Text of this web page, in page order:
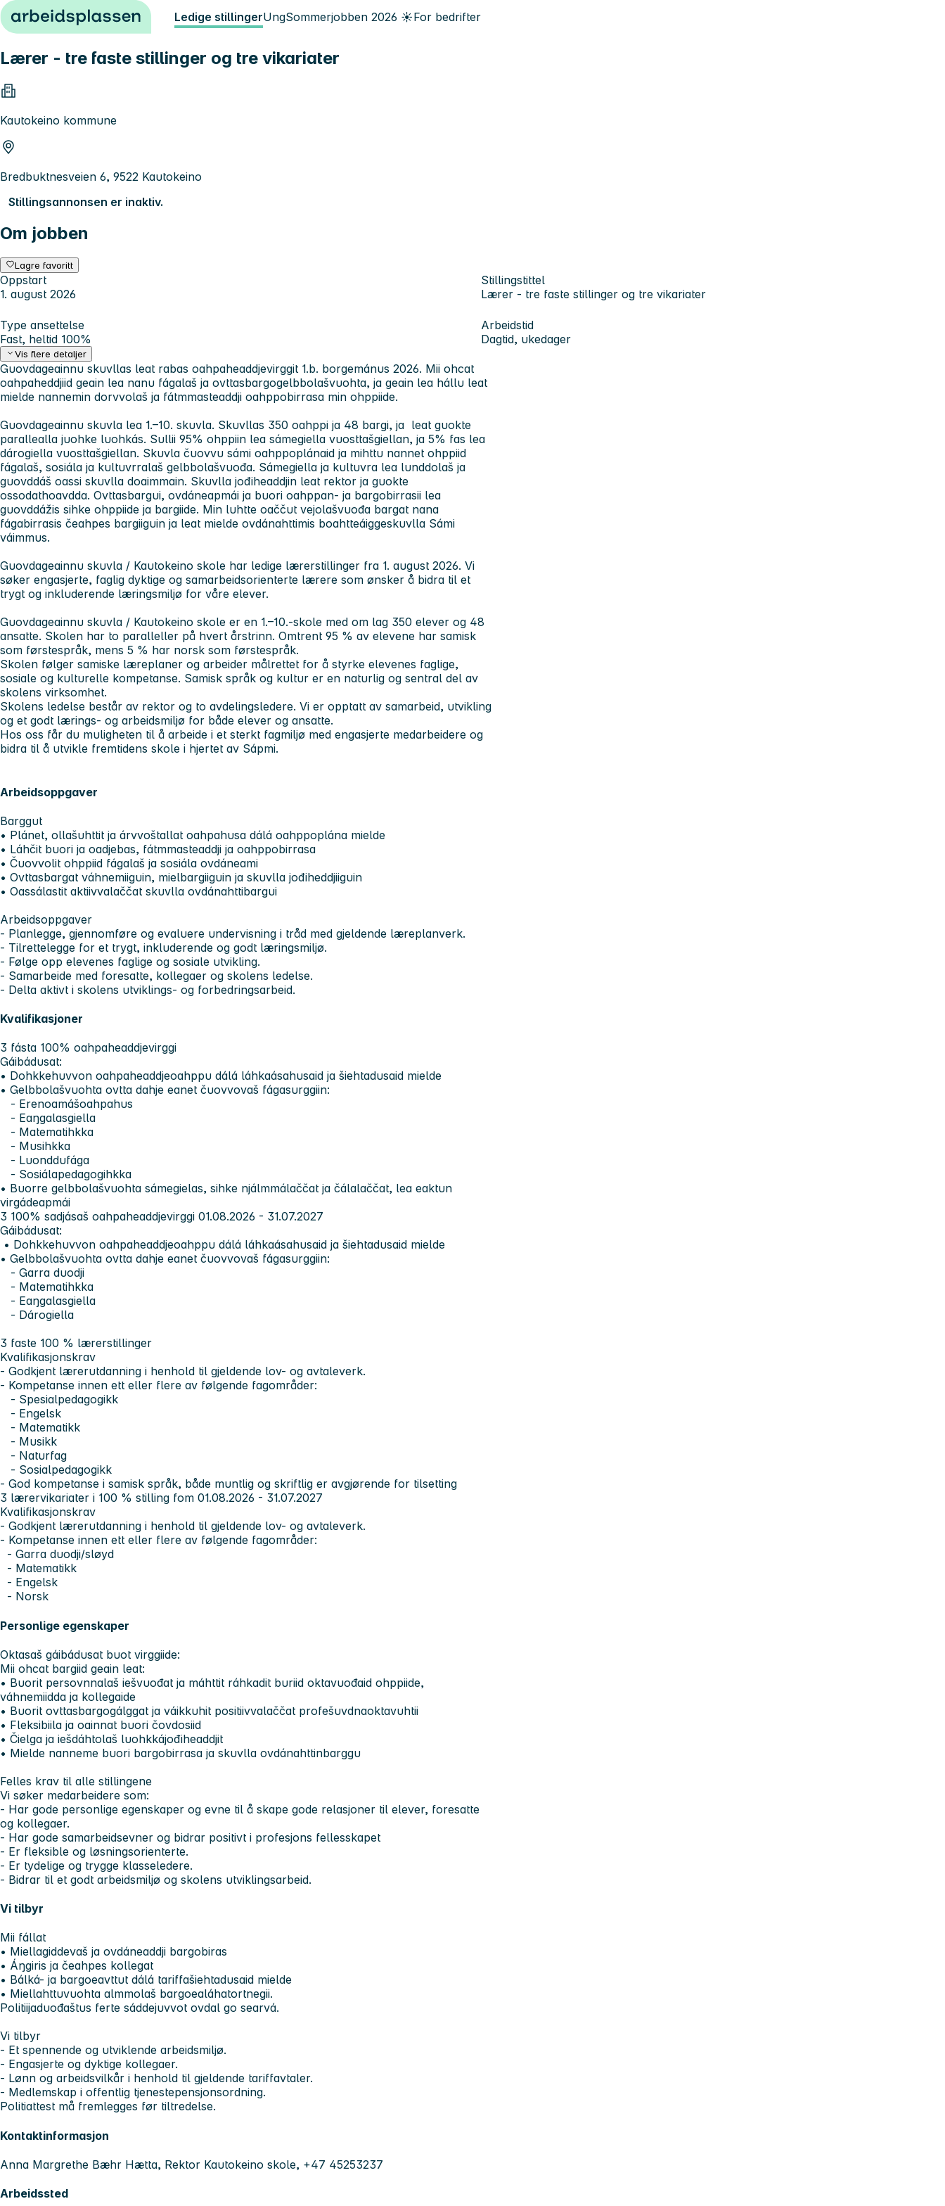
Hopp til innhold Ledige stillingerUngSommerjobben 2026 ☀️For bedrifter
Lærer - tre faste stillinger og tre vikariater
Kautokeino kommune
Bredbuktnesveien 6, 9522 Kautokeino
Stillingsannonsen er inaktiv.
Om jobben
Lagre favoritt
Oppstart
1. august 2026
Stillingstittel
Lærer - tre faste stillinger og tre vikariater
Type ansettelse
Fast, heltid 100%
Arbeidstid
Dagtid, ukedager
Vis flere detaljer
Guovdageainnu skuvllas leat rabas oahpaheaddjevirggit 1.b. borgemánus 2026. Mii ohcat
oahpaheddjiid geain lea nanu fágalaš ja ovttasbargogelbbolašvuohta, ja geain lea hállu leat
mielde nannemin dorvvolaš ja fátmmasteaddji oahppobirrasa min ohppiide.
Guovdageainnu skuvla lea 1.–10. skuvla. Skuvllas 350 oahppi ja 48 bargi, ja leat guokte
parallealla juohke luohkás. Sullii 95% ohppiin lea sámegiella vuosttašgiellan, ja 5% fas lea
dárogiella vuosttašgiellan. Skuvla čuovvu sámi oahppoplánaid ja mihttu nannet ohppiid
fágalaš, sosiála ja kultuvrralaš gelbbolašvuođa. Sámegiella ja kultuvra lea lunddolaš ja
guovddáš oassi skuvlla doaimmain. Skuvlla jođiheaddjin leat rektor ja guokte
ossodathoavdda. Ovttasbargui, ovdáneapmái ja buori oahppan- ja bargobirrasii lea
guovddážis sihke ohppiide ja bargiide. Min luhtte oaččut vejolašvuođa bargat nana
fágabirrasis čeahpes bargiiguin ja leat mielde ovdánahttimis boahtteáiggeskuvlla Sámi
váimmus.
Guovdageainnu skuvla / Kautokeino skole har ledige lærerstillinger fra 1. august 2026. Vi
søker engasjerte, faglig dyktige og samarbeidsorienterte lærere som ønsker å bidra til et
trygt og inkluderende læringsmiljø for våre elever.
Guovdageainnu skuvla / Kautokeino skole er en 1.–10.-skole med om lag 350 elever og 48
ansatte. Skolen har to paralleller på hvert årstrinn. Omtrent 95 % av elevene har samisk
som førstespråk, mens 5 % har norsk som førstespråk.
Skolen følger samiske læreplaner og arbeider målrettet for å styrke elevenes faglige,
sosiale og kulturelle kompetanse. Samisk språk og kultur er en naturlig og sentral del av
skolens virksomhet.
Skolens ledelse består av rektor og to avdelingsledere. Vi er opptatt av samarbeid, utvikling
og et godt lærings- og arbeidsmiljø for både elever og ansatte.
Hos oss får du muligheten til å arbeide i et sterkt fagmiljø med engasjerte medarbeidere og
bidra til å utvikle fremtidens skole i hjertet av Sápmi.
Arbeidsoppgaver
Barggut
• Plánet, ollašuhttit ja árvvoštallat oahpahusa dálá oahppoplána mielde
• Láhčit buori ja oadjebas, fátmmasteaddji ja oahppobirrasa
• Čuovvolit ohppiid fágalaš ja sosiála ovdáneami
• Ovttasbargat váhnemiiguin, mielbargiiguin ja skuvlla jođiheddjiiguin
• Oassálastit aktiivvalaččat skuvlla ovdánahttibargui
Arbeidsoppgaver
- Planlegge, gjennomføre og evaluere undervisning i tråd med gjeldende læreplanverk.
- Tilrettelegge for et trygt, inkluderende og godt læringsmiljø.
- Følge opp elevenes faglige og sosiale utvikling.
- Samarbeide med foresatte, kollegaer og skolens ledelse.
- Delta aktivt i skolens utviklings- og forbedringsarbeid.
Kvalifikasjoner
3 fásta 100% oahpaheaddjevirggi
Gáibádusat:
• Dohkkehuvvon oahpaheaddjeoahppu dálá láhkaásahusaid ja šiehtadusaid mielde
• Gelbbolašvuohta ovtta dahje eanet čuovvovaš fágasurggiin:
- Erenoamášoahpahus
- Eaŋgalasgiella
- Matematihkka
- Musihkka
- Luonddufága
- Sosiálapedagogihkka
• Buorre gelbbolašvuohta sámegielas, sihke njálmmálaččat ja čálalaččat, lea eaktun
virgádeapmái
3 100% sadjásaš oahpaheaddjevirggi 01.08.2026 - 31.07.2027
Gáibádusat:
• Dohkkehuvvon oahpaheaddjeoahppu dálá láhkaásahusaid ja šiehtadusaid mielde
• Gelbbolašvuohta ovtta dahje eanet čuovvovaš fágasurggiin:
- Garra duodji
- Matematihkka
- Eaŋgalasgiella
- Dárogiella
3 faste 100 % lærerstillinger
Kvalifikasjonskrav
- Godkjent lærerutdanning i henhold til gjeldende lov- og avtaleverk.
- Kompetanse innen ett eller flere av følgende fagområder:
- Spesialpedagogikk
- Engelsk
- Matematikk
- Musikk
- Naturfag
- Sosialpedagogikk
- God kompetanse i samisk språk, både muntlig og skriftlig er avgjørende for tilsetting
3 lærervikariater i 100 % stilling fom 01.08.2026 - 31.07.2027
Kvalifikasjonskrav
- Godkjent lærerutdanning i henhold til gjeldende lov- og avtaleverk.
- Kompetanse innen ett eller flere av følgende fagområder:
- Garra duodji/sløyd
- Matematikk
- Engelsk
- Norsk
Personlige egenskaper
Oktasaš gáibádusat buot virggiide:
Mii ohcat bargiid geain leat:
• Buorit persovnnalaš iešvuođat ja máhttit ráhkadit buriid oktavuođaid ohppiide,
váhnemiidda ja kollegaide
• Buorit ovttasbargogálggat ja váikkuhit positiivvalaččat profešuvdnaoktavuhtii
• Fleksibiila ja oainnat buori čovdosiid
• Čielga ja iešdáhtolaš luohkkájođiheaddjit
• Mielde nanneme buori bargobirrasa ja skuvlla ovdánahttinbarggu
Felles krav til alle stillingene
Vi søker medarbeidere som:
- Har gode personlige egenskaper og evne til å skape gode relasjoner til elever, foresatte
og kollegaer.
- Har gode samarbeidsevner og bidrar positivt i profesjons fellesskapet
- Er fleksible og løsningsorienterte.
- Er tydelige og trygge klasseledere.
- Bidrar til et godt arbeidsmiljø og skolens utviklingsarbeid.
Vi tilbyr
Mii fállat
• Miellagiddevaš ja ovdáneaddji bargobiras
• Áŋgiris ja čeahpes kollegat
• Bálká- ja bargoeavttut dálá tariffašiehtadusaid mielde
• Miellahttuvuohta almmolaš bargoealáhatortnegii.
Politiijaduođaštus ferte sáddejuvvot ovdal go searvá.
Vi tilbyr
- Et spennende og utviklende arbeidsmiljø.
- Engasjerte og dyktige kollegaer.
- Lønn og arbeidsvilkår i henhold til gjeldende tariffavtaler.
- Medlemskap i offentlig tjenestepensjonsordning.
Politiattest må fremlegges før tiltredelse.
Kontaktinformasjon
Anna Margrethe Bæhr Hætta, Rektor Kautokeino skole, +47 45253237
Arbeidssted